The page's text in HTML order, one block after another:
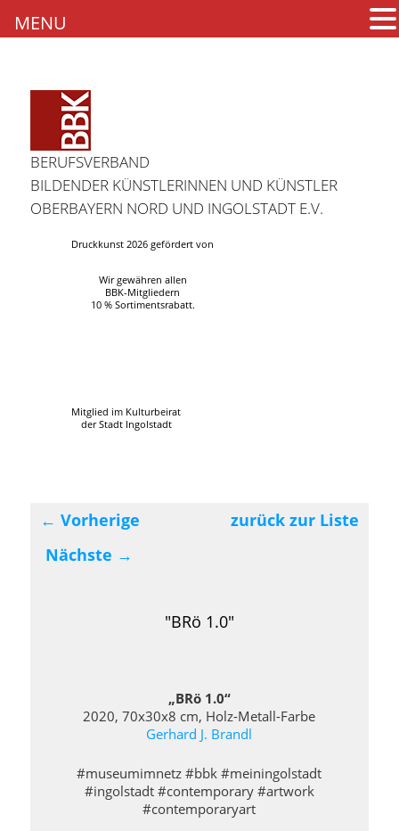
BERUFSVERBAND
BILDENDER KÜNSTLERINNEN UND KÜNSTLER
OBERBAYERN NORD UND INGOLSTADT E.V.
Druckkunst 2026 gefördert von
Wir gewähren allen
BBK-Mitgliedern
10 % Sortimentsrabatt.
Mitglied im Kulturbeirat
der Stadt Ingolstadt
← Vorherige
zurück zur Liste
Nächste →
"BRö 1.0"
„BRö 1.0“
2020, 70x30x8 cm, Holz-Metall-Farbe
Gerhard J. Brandl
#museumimnetz #bbk #meiningolstadt
#ingolstadt #contemporary #artwork
#contemporaryart
MENU